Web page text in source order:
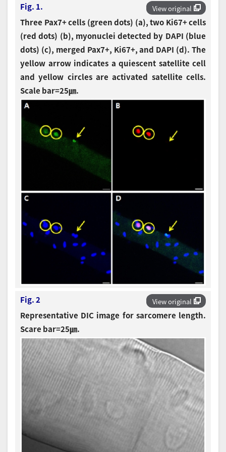
View original
Fig. 1.
Three Pax7+ cells (green dots) (a), two Ki67+ cells
(red dots) (b), myonuclei detected by DAPI (blue
dots) (c), merged Pax7+, Ki67+, and DAPI (d). The
yellow arrow indicates a quiescent satellite cell
and yellow circles are activated satellite cells.
Scale bar=25㎛.
View original
Fig. 2
Representative DIC image for sarcomere length.
Scare bar=25㎛.